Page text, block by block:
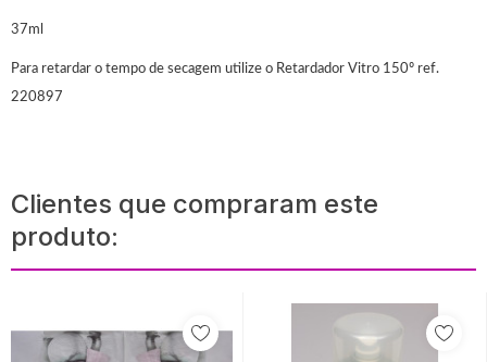
37ml
Para retardar o tempo de secagem utilize o Retardador Vitro 150º ref.
220897
Clientes que compraram este
produto: